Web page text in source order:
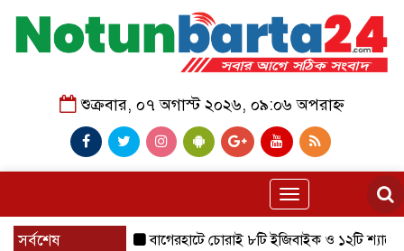
শুক্রবার, ০৭ অগাস্ট ২০২৬, ০৯:০৬ অপরাহ্ন
Toggle
navigation
সর্বশেষ বাগেরহাটে চোরাই ৮টি ইজিবাইক ও ১২টি শ্যালোমেশিন